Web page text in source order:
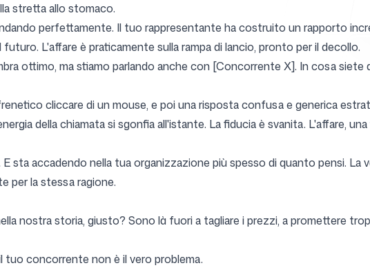
Seguici
stretta allo stomaco.
perfettamente. Il tuo rappresentante ha costruito un rapporto
L'affare è praticamente sulla rampa di lancio, pronto per il decollo.
ottimo, ma stiamo parlando anche con [Concorrente X]. In cosa siete
cliccare di un mouse, e poi una risposta confusa e generica
della chiamata si sgonfia all'istante. La fiducia è svanita. L'affare,
sta accadendo nella tua organizzazione più spesso di quanto pensi. La
per la stessa ragione.
nostra storia, giusto? Sono là fuori a tagliare i prezzi, a promettere
tuo concorrente non è il vero problema.